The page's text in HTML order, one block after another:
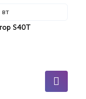
вт
S40T